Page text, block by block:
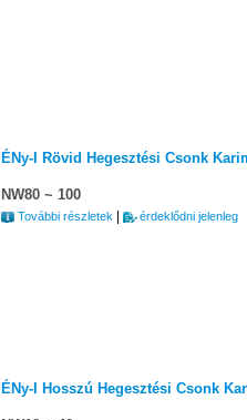
ÉNy-I Rövid Hegesztési Csonk
NW80 ~ 100
További részletek | érdeklődni jelenleg
ÉNy-I Hosszú Hegesztési Csonk